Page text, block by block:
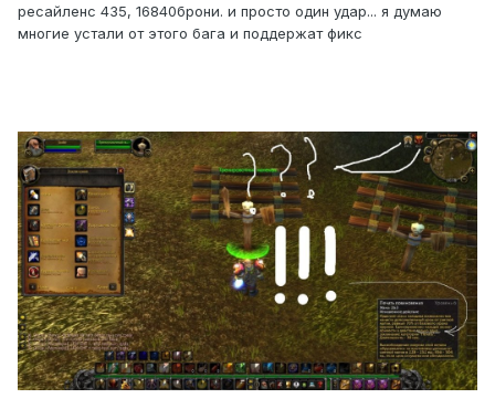
ресайленс 435, 16840брони. и просто один удар... я думаю
многие устали от этого бага и поддержат фикс